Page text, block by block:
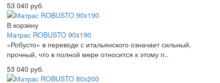
53 040 руб.
В корзину
Матрас ROBUSTO 90x190
«Робусто» в переводе с итальянского означает сильный,
прочный, что в полной мере относится к этому п..
53 040 руб.